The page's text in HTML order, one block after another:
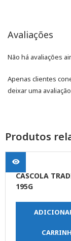
Avaliações
Não há avaliações
Apenas clientes
deixar uma
Produtos
CASCOLA
195G